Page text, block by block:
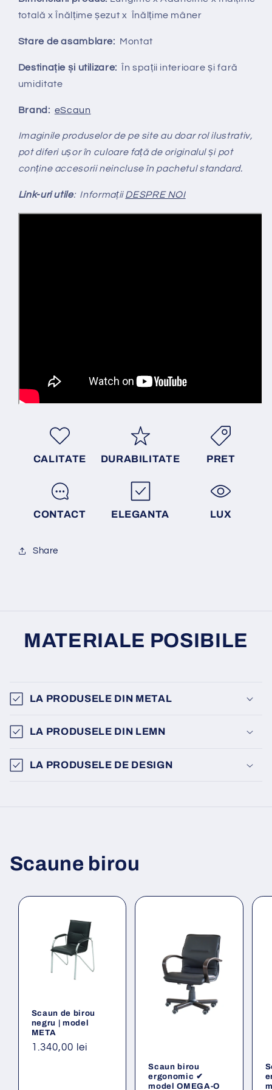
totală x Înălțime șezut x Înălțime mâner
Stare de asamblare: Montat
Destinație și utilizare: În spații interioare și fară
umiditate
Brand: eScaun
Imaginile produselor de pe site au doar rol ilustrativ,
pot diferi ușor în culoare față de originalul și pot
conține accesorii neincluse în pachetul standard.
Link-uri utile: InformațiiDESPRE NOI
CALITATE DURABILITATE PRET
CONTACT ELEGANTA LUX
Share
MATERIALE POSIBILE
LA PRODUSELE DIN METAL
LA PRODUSELE DIN LEMN
LA PRODUSELE DE DESIGN
Scaune birou
Scaun de birou
negru | model
META
Preț
1.340,00 lei
Scaun birou
ergonomic ✔
model OMEGA-O